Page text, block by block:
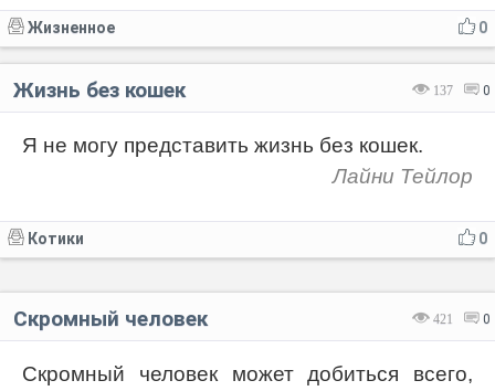
0
Жизненное
137 0
Жизнь без кошек
Я не могу представить жизнь без кошек.
Лайни Тейлор
0
Котики
421 0
Скромный человек
Скромный человек может добиться всего,